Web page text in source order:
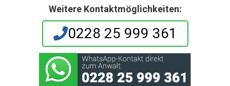
Weitere Kontaktmöglichkeiten:
0228 25 999 361